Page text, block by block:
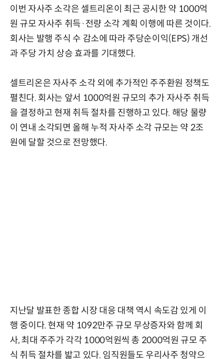
이번 자사주 소각은 셀트리온이 최근 공시한 약 1000억
원 규모 자사주 취득·전량 소각 계획 이행에 따른 것이다.
회사는 발행 주식 수 감소에 따라 주당순이익(EPS) 개선
과 주당 가치 상승 효과를 기대했다.
셀트리온은 자사주 소각 외에 추가적인 주주환원 정책도
펼친다. 회사는 앞서 1000억원 규모의 추가 자사주 취득
을 결정하고 현재 취득 절차를 진행하고 있다. 해당 물량
이 연내 소각되면 올해 누적 자사주 소각 규모는 약 2조
원에 달할 것으로 전망했다.
지난달 발표한 종합 시장 대응 대책 역시 속도감 있게 이
행 중이다. 현재 약 1092만주 규모 무상증자와 함께 회
사, 최대 주주가 각각 1000억원씩 총 2000억원 규모 주
식 취득 절차를 밟고 있다. 임직원들도 우리사주 청약으